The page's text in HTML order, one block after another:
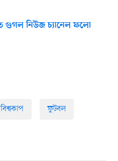
গুগল নিউজ চ্যানেল ফলো
বিশ্বকাপ ফুটবল